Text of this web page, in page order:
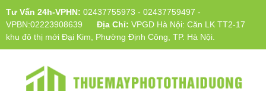
Tư Vấn 24h-VPHN: 02437755973 - 02437759497 -
VPBN:02223908639
Địa Chỉ: VPGD Hà Nội: Căn LK TT2-17
khu đô thị mới Đại Kim, Phường Định Công, TP. Hà Nội.